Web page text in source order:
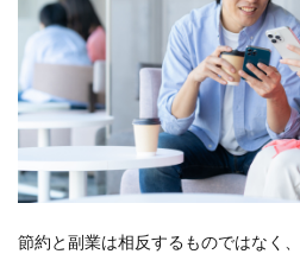
節約と副業は相反するものではなく